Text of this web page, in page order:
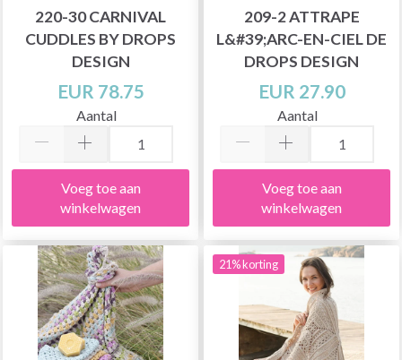
220-30 CARNIVAL
CUDDLES BY DROPS
DESIGN
EUR 78.75
Aantal
Voeg toe aan
winkelwagen
209-2 ATTRAPE
L&#39;ARC-EN-CIEL DE
DROPS DESIGN
EUR 27.90
Aantal
Voeg toe aan
winkelwagen
21% korting